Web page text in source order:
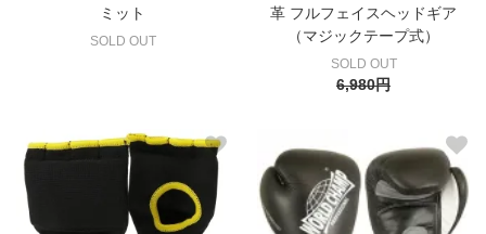
ミット
SOLD OUT
革 フルフェイスヘッドギア
（マジックテープ式）
SOLD OUT
6,980円